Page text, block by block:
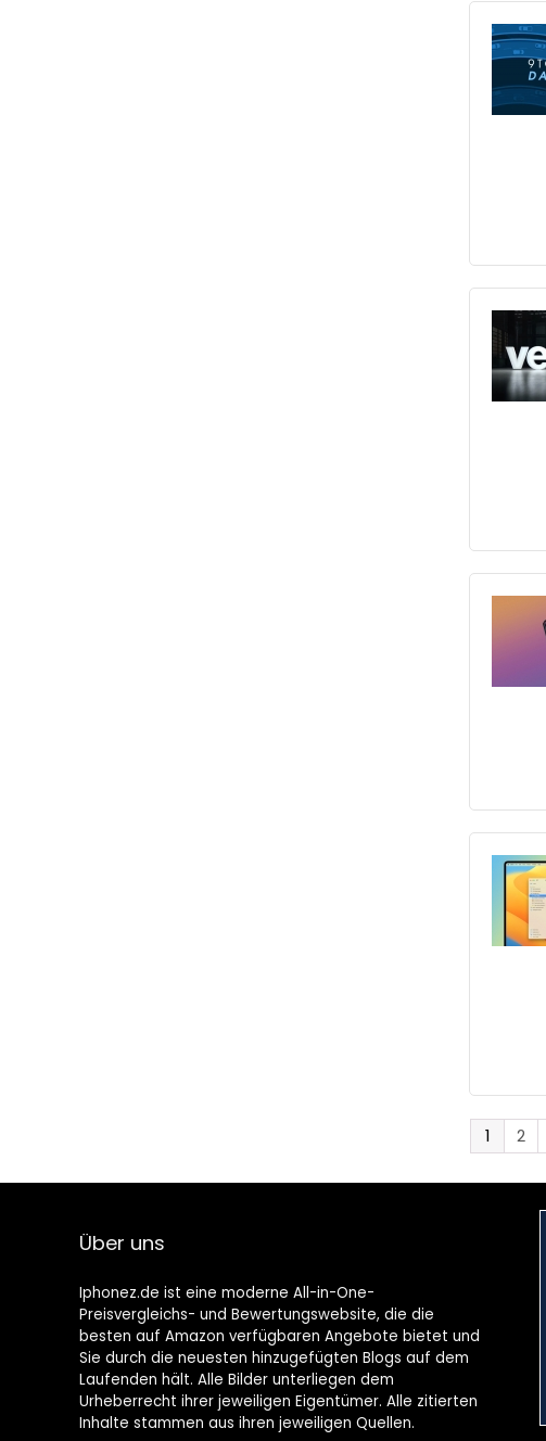
1 2
Über uns
Iphonez.de ist eine moderne All-in-One-
Preisvergleichs- und Bewertungswebsite, die die
besten auf Amazon verfügbaren Angebote bietet und
Sie durch die neuesten hinzugefügten Blogs auf dem
Laufenden hält. Alle Bilder unterliegen dem
Urheberrecht ihrer jeweiligen Eigentümer. Alle zitierten
Inhalte stammen aus ihren jeweiligen Quellen.